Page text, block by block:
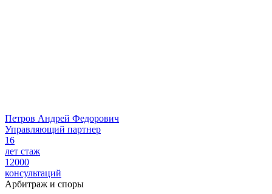
Петров Андрей Федорович
Управляющий партнер
16
лет стаж
12000
консультаций
Арбитраж и споры